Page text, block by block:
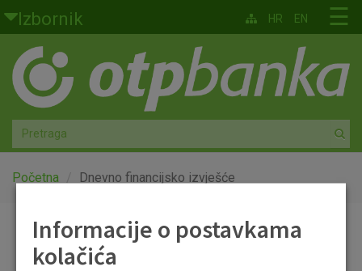
Skoči na glavni sadržaj
Izbornik
Građani
Privatno bankarstvo
Agro
Mala poduzeća i obrtnici
Globalna tržišta
☰
HR EN
Početna Dnevno financijsko izvješće
Dnevno financijsko
Informacije o postavkama
kolačića